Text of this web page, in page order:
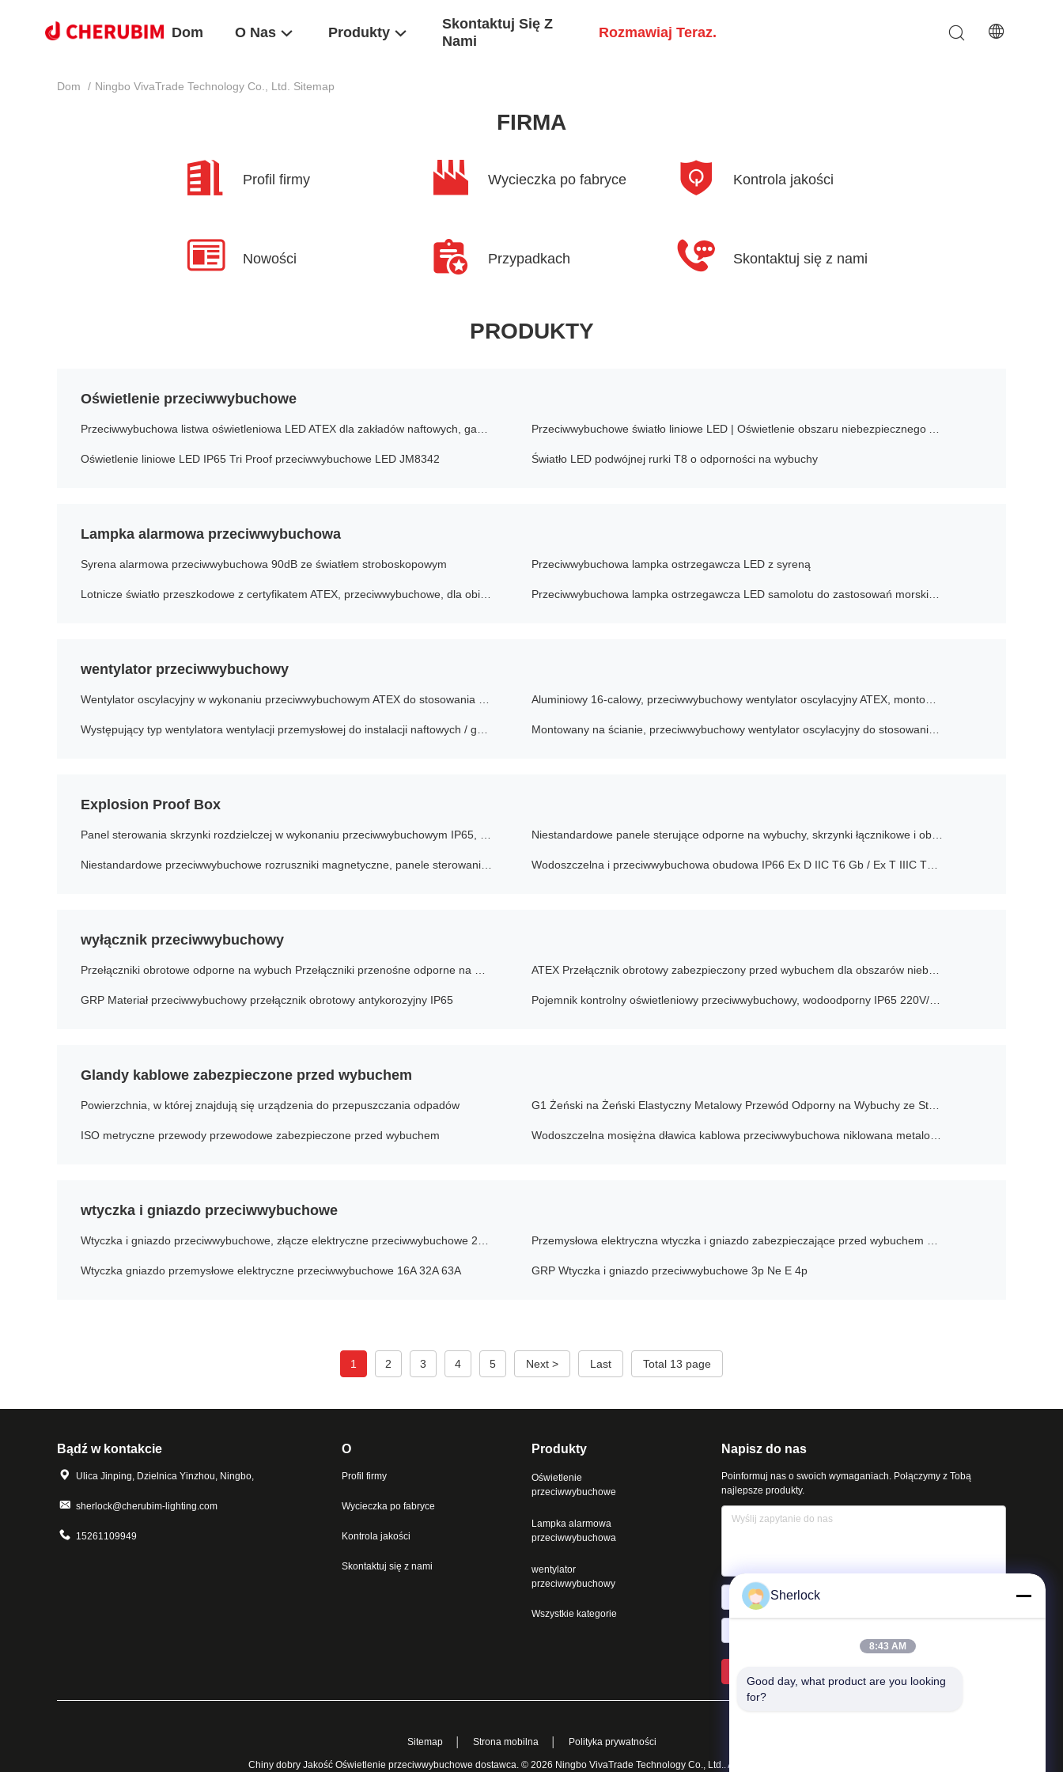
Dom O Nas Produkty
Skontaktuj Się Z
Nami
Rozmawiaj Teraz.
Dom / Ningbo VivaTrade Technology Co., Ltd. Sitemap
FIRMA
Profil firmy Wycieczka po fabryce Kontrola jakości
Nowości Przypadkach Skontaktuj się z nami
PRODUKTY
Oświetlenie przeciwwybuchowe
Oświetlenie liniowe LED IP65 Tri Proof przeciwwybuchowe LED JM8342 Światło LED podwójnej rurki T8 o odporności na wybuchy
Lampka alarmowa przeciwwybuchowa
Syrena alarmowa przeciwwybuchowa 90dB ze światłem stroboskopowym Przeciwwybuchowa lampka ostrzegawcza LED z syreną
wentylator przeciwwybuchowy
Explosion Proof Box
wyłącznik przeciwwybuchowy
GRP Materiał przeciwwybuchowy przełącznik obrotowy antykorozyjny IP65
Glandy kablowe zabezpieczone przed wybuchem
Powierzchnia, w której znajdują się urządzenia do przepuszczania odpadów
ISO metryczne przewody przewodowe zabezpieczone przed wybuchem
wtyczka i gniazdo przeciwwybuchowe
Wtyczka gniazdo przemysłowe elektryczne przeciwwybuchowe 16A 32A 63A GRP Wtyczka i gniazdo przeciwwybuchowe 3p Ne E 4p
1 2 3 4 5 Next > Last Total 13 page
Bądź w kontakcie
Ulica Jinping, Dzielnica Yinzhou, Ningbo,
sherlock@cherubim-lighting.com
15261109949
O
Profil firmy
Wycieczka po fabryce
Kontrola jakości
Skontaktuj się z nami
Produkty
Oświetlenie
przeciwwybuchowe
Lampka alarmowa
przeciwwybuchowa
wentylator
przeciwwybuchowy
Wszystkie kategorie
Napisz do nas
Poinformuj nas o swoich wymaganiach. Połączymy z Tobą
najlepsze produkty.
Sitemap Strona mobilna Polityka prywatności
Chiny dobry Jakość Oświetlenie przeciwwybuchowe dostawca. © 2026 Ningbo VivaTrade Technology Co., Ltd.. All Rights Reserved.
Sherlock
8:43 AM
Good day, what product are you looking
for?